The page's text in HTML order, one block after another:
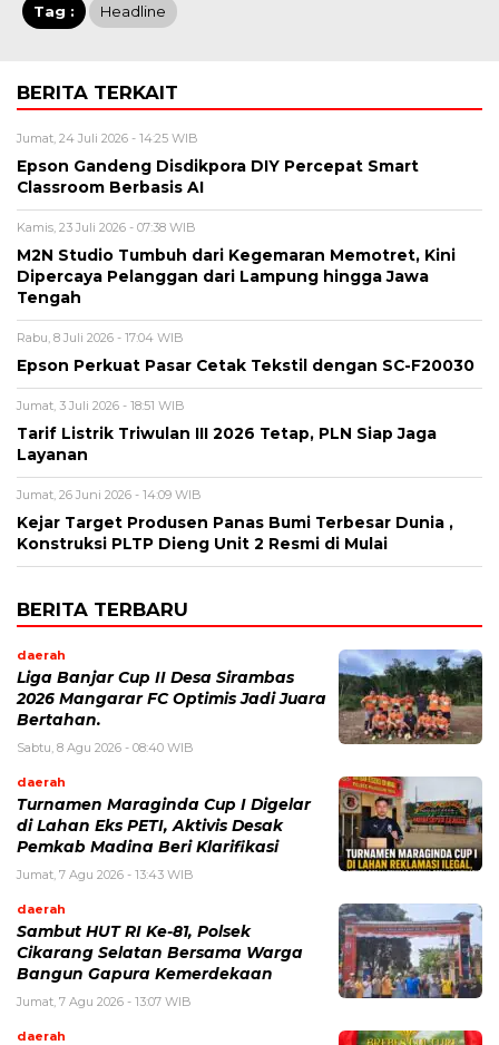
Tag : Headline
BERITA TERKAIT
Jumat, 24 Juli 2026 - 14:25 WIB
Epson Gandeng Disdikpora DIY Percepat Smart
Classroom Berbasis AI
Kamis, 23 Juli 2026 - 07:38 WIB
M2N Studio Tumbuh dari Kegemaran Memotret, Kini
Dipercaya Pelanggan dari Lampung hingga Jawa
Tengah
Rabu, 8 Juli 2026 - 17:04 WIB
Epson Perkuat Pasar Cetak Tekstil dengan SC-F20030
Jumat, 3 Juli 2026 - 18:51 WIB
Tarif Listrik Triwulan III 2026 Tetap, PLN Siap Jaga
Layanan
Jumat, 26 Juni 2026 - 14:09 WIB
Kejar Target Produsen Panas Bumi Terbesar Dunia ,
Konstruksi PLTP Dieng Unit 2 Resmi di Mulai
BERITA TERBARU
daerah
Liga Banjar Cup II Desa Sirambas
2026 Mangarar FC Optimis Jadi Juara
Bertahan.
Sabtu, 8 Agu 2026 - 08:40 WIB
daerah
Turnamen Maraginda Cup I Digelar
di Lahan Eks PETI, Aktivis Desak
Pemkab Madina Beri Klarifikasi
Jumat, 7 Agu 2026 - 13:43 WIB
daerah
Sambut HUT RI Ke-81, Polsek
Cikarang Selatan Bersama Warga
Bangun Gapura Kemerdekaan
Jumat, 7 Agu 2026 - 13:07 WIB
daerah